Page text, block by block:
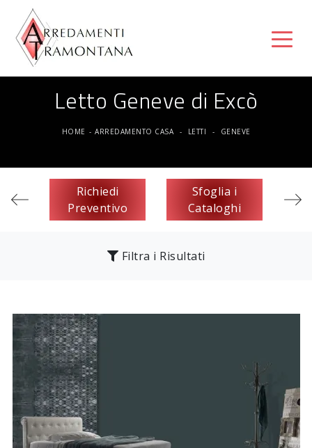
Letto Geneve di Excò
HOME - ARREDAMENTO CASA - LETTI - GENEVE
Richiedi
Preventivo
Sfoglia i
Cataloghi
Filtra i Risultati